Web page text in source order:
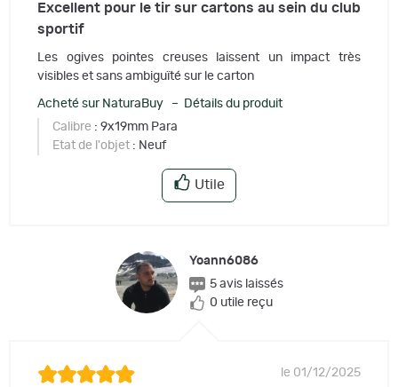
Excellent pour le tir sur cartons au sein du club
sportif
Les ogives pointes creuses laissent un impact très
visibles et sans ambiguïté sur le carton
Acheté sur NaturaBuy – Détails du produit
Calibre : 9x19mm Para
Etat de l'objet : Neuf
Utile
Yoann6086
5 avis laissés
0 utile reçu
le 01/12/2025